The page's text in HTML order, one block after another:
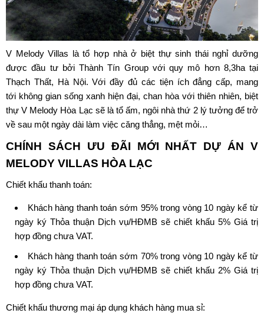
V Melody Villas là tổ hợp nhà ở biệt thự sinh thái nghỉ dưỡng
được đầu tư bởi Thành Tín Group với quy mô hơn 8,3ha tại
Thạch Thất, Hà Nội. Với đầy đủ các tiện ích đẳng cấp, mang
tới không gian sống xanh hiện đại, chan hòa với thiên nhiên, biệt
thự V Melody Hòa Lạc sẽ là tổ ấm, ngôi nhà thứ 2 lý tưởng để trở
về sau một ngày dài làm việc căng thẳng, mệt mỏi…
CHÍNH SÁCH ƯU ĐÃI MỚI NHẤT DỰ ÁN V
MELODY VILLAS HÒA LẠC
Chiết khấu thanh toán:
Khách hàng thanh toán sớm 95% trong vòng 10 ngày kể từ
ngày ký Thỏa thuận Dịch vụ/HĐMB sẽ chiết khấu 5% Giá trị
hợp đồng chưa VAT.
Khách hàng thanh toán sớm 70% trong vòng 10 ngày kể từ
ngày ký Thỏa thuận Dịch vụ/HĐMB sẽ chiết khấu 2% Giá trị
hợp đồng chưa VAT.
Chiết khấu thương mại áp dụng khách hàng mua sỉ: